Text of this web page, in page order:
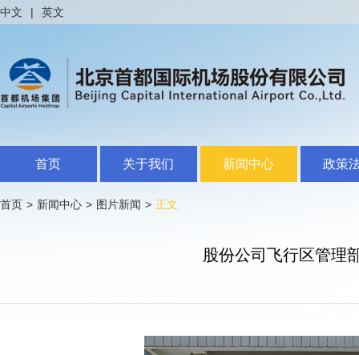
中文 | 英文
首页 关于我们 新闻中心 政策
首页 > 新闻中心 > 图片新闻 > 正文
股份公司飞行区管理